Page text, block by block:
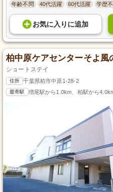
年齢不問 40代活躍 60代活躍 学歴
お気に入り に追加
柏中原ケアセンターそよ風
ショートステイ
住所 千葉県柏市中原1-28-2
最寄駅 増尾駅から1.0km、柏駅から